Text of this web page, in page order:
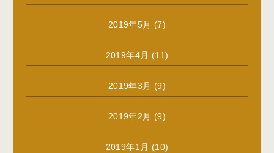
2019年5月 (7)
2019年4月 (11)
2019年3月 (9)
2019年2月 (9)
2019年1月 (10)